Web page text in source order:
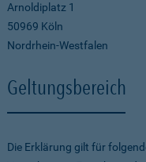
Arnoldiplatz 1
50969 Köln
Nordrhein-Westfalen
Geltungsbereich
Die Erklärung gilt für